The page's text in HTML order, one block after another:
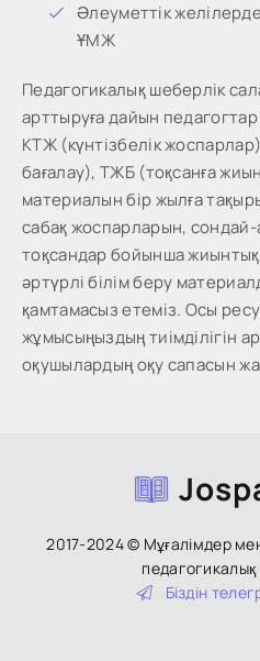
Әлеуметтік
ҰМЖ
Педагогикалық шеберлік
арттыруға дайын
КТЖ (күнтізбелік
бағалау), ТЖБ (тоқсанға
материалын бір жылға
сабақ жоспарларын, сондай-
тоқсандар бойынша жиынтық
әртүрлі білім беру
қамтамасыз етеміз. Осы
жұмысыңыздың тиімділігін
оқушылардың оқу сапасын
2017-2024 © Мұғалімдер
Біздін